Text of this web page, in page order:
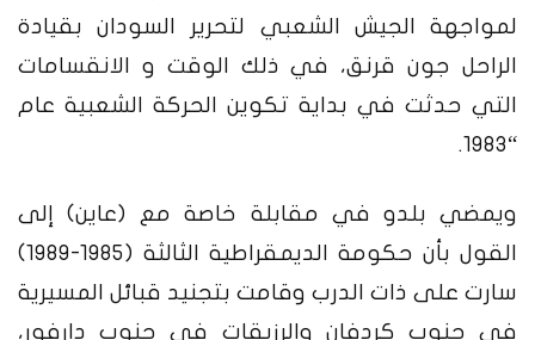
لمواجهة الجيش الشعبي لتحرير السودان بقيادة
الراحل جون قرنق، في ذلك الوقت و الانقسامات
التي حدثت في بداية تكوين الحركة الشعبية عام
“1983.
ويمضي بلدو في مقابلة خاصة مع (عاين) إلى
القول بأن حكومة الديمقراطية الثالثة (1985-1989)
سارت على ذات الدرب وقامت بتجنيد قبائل المسيرية
في جنوب كردفان والرزيقات في جنوب دارفور،